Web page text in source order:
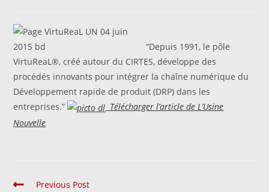
“Depuis 1991, le pôle
VirtuReaL®, créé autour du CIRTES, développe des
procédés innovants pour intégrer la chaîne numérique du
Développement rapide de produit (DRP) dans les
entreprises.”
Télécharger l’article de L’Usine
Nouvelle
Previous Post